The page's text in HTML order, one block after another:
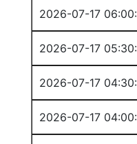
2026-07-17
2026-07-17
2026-07-17
2026-07-17